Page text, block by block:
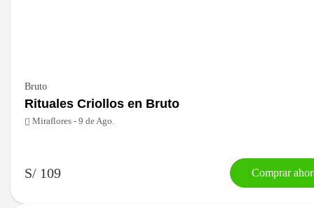
Bruto
Rituales Criollos en Bruto
Miraflores - 9 de Ago.
S/ 109 Comprar